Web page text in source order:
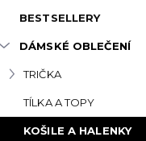
BESTSELLERY
DÁMSKÉ OBLEČENÍ
TRIČKA
TÍLKA A TOPY
KOŠILE A HALENKY